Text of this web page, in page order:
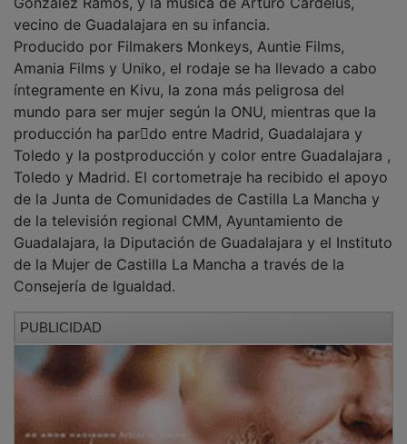
vecino de Guadalajara en su infancia.
Producido por Filmakers Monkeys, Auntie Films,
Amania Films y Uniko, el rodaje se ha llevado a cabo
íntegramente en Kivu, la zona más peligrosa del
mundo para ser mujer según la ONU, mientras que la
producción ha par􀆟do entre Madrid, Guadalajara y
Toledo y la postproducción y color entre Guadalajara ,
Toledo y Madrid. El cortometraje ha recibido el apoyo
de la Junta de Comunidades de Castilla La Mancha y
de la televisión regional CMM, Ayuntamiento de
Guadalajara, la Diputación de Guadalajara y el Instituto
de la Mujer de Castilla La Mancha a través de la
Consejería de Igualdad.